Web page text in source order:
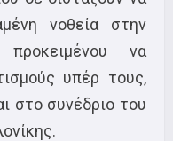
νοθεία στην
να
υπέρ τους,
στο συνέδριο του